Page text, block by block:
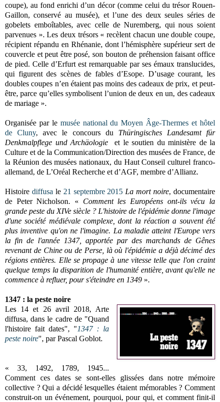
coupe), au fond enrichi d’un décor (comme celui du trésor Rouen-
Gaillon, conservé au musée), et l’une des deux seules séries de
gobelets emboîtables, avec celle de Nuremberg, qui nous soient
parvenues ». Les deux trésors « recèlent chacun une double coupe,
récipient répandu en Rhénanie, dont l’hémisphère supérieur sert de
couvercle et peut être posé, son bouton de préhension faisant office
de pied. Celle d’Erfurt est remarquable par ses émaux translucides,
qui figurent des scènes de fables d’Esope. D’usage courant, les
doubles coupes n’en étaient pas moins des cadeaux de prix, et peut-
être, parce qu’elles symbolisent l’union de deux en un, des cadeaux
de mariage ».
Organisée par le musée national du Moyen Âge-Thermes et hôtel
de Cluny, avec le concours du Thüringisches Landesamt für
Denkmalpflege und Archäologie
et le soutien du ministère de la
Culture et de la Communication/Direction des musées de France, de
la Réunion des musées nationaux, du Haut Conseil culturel franco-
allemand, de L’Oréal Recherche et d’AGF, membre d’Allianz.
Histoire diffusa le 21 septembre 2015 La mort noire, documentaire
de Peter Nicholson. « Comment les Européens ont-ils vécu la
grande peste du XIVe siècle ? L'histoire de l'épidémie donne l'image
d'une société médiévale complexe, dont la réaction a souvent été
plus inventive qu'on ne l'imagine. La maladie atteint l'Europe vers
la fin de l'année 1347, apportée par des marchands de Gênes
revenant de Chine ou de Perse, là où l'épidémie a déjà décimé des
régions entières. Elle se propage à une vitesse telle que l'on craint
quelque temps la disparition de l'humanité entière, avant qu'elle ne
commence à refluer, pour s'éteindre en 1349 ».
1347 : la peste noire
Les 14 et 26 avril 2018, Arte
diffusa, dans le cadre de "Quand
l'histoire fait dates", "1347 : la
peste noire", par Pascal Goblot.
« 33, 1492, 1789, 1945...
Comment ces dates se sont-elles glissées dans notre mémoire
collective ? Qui a décidé lesquelles étaient mémorables ? Comment
construit-on un événement, pourquoi, pour qui, et comment finit-il